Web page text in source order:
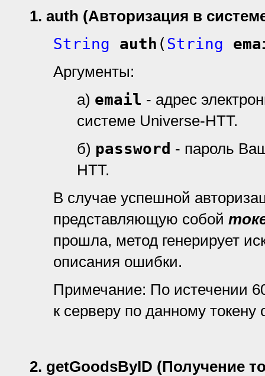
1. auth (Авторизация в
String
auth ( String
Аргументы:
а) email - адрес
системе Universe-HTT.
б) password - пароль
HTT.
В случае успешной
представляющую собой
прошла, метод генерирует
описания ошибки.
Примечание: По истечении
к серверу по данному
2. getGoodsByID (Получение